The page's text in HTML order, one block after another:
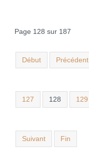
Page 128 sur 187
Début Précédent
127 128 129
Suivant Fin